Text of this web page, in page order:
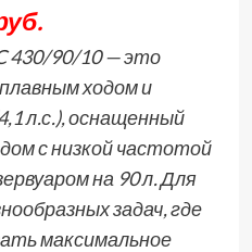
430/90/10 — это
ходом и
л.с.), оснащенный
с низкой частотой
на 90 л. Для
задач, где
максимальное